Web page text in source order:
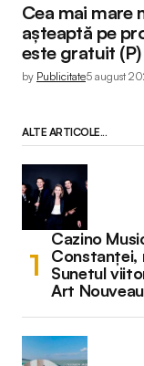
Cea mai mare
așteaptă pe
este gratuit (P)
by Publicitate5 august
ALTE ARTICOLE...
Cazino
Constanței,
Sunetul
Art